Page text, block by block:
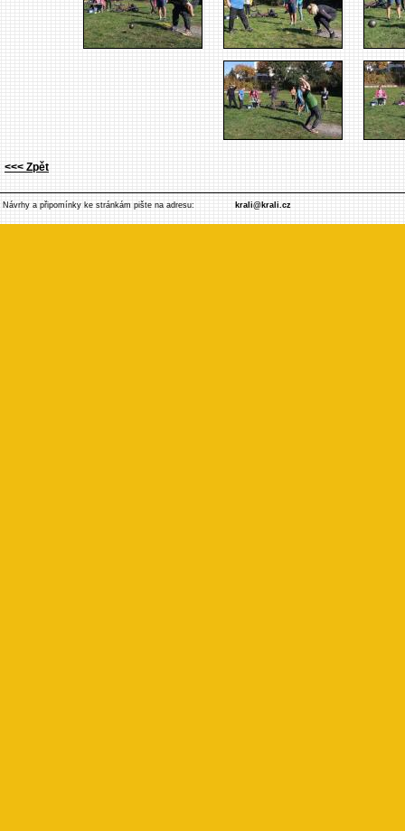
<<< Zpět
Návrhy a připomínky ke stránkám pište na adresu: krali@krali.cz